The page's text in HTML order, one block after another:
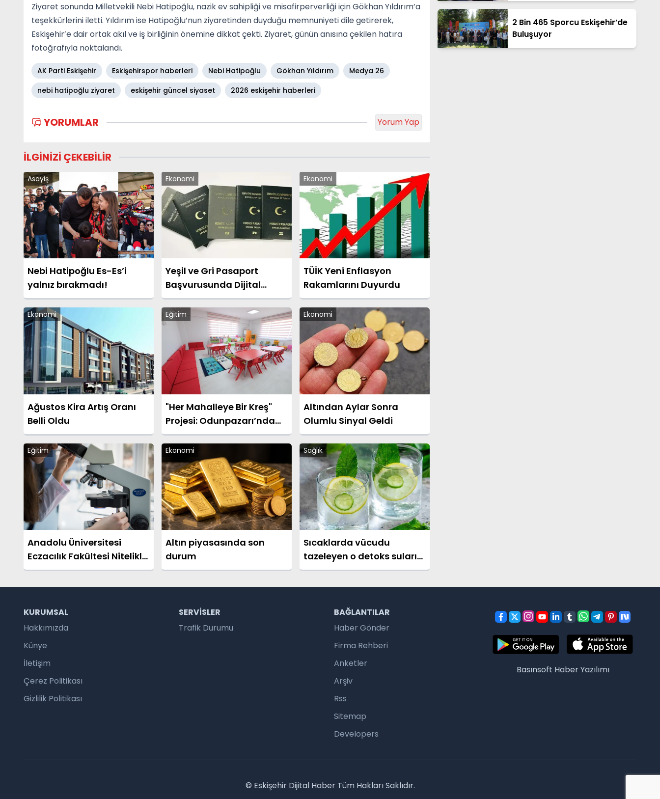
Ziyaret sonunda Milletvekili Nebi Hatipoğlu, nazik ev sahipliği ve misafirperverliği için Gökhan Yıldırım’a
teşekkürlerini iletti. Yıldırım ise Hatipoğlu’nun ziyaretinden duyduğu memnuniyeti dile getirerek,
Eskişehir’e dair ortak akıl ve iş birliğinin önemine dikkat çekti. Ziyaret, günün anısına çekilen hatıra
fotoğrafıyla noktalandı.
AK Parti Eskişehir Eskişehirspor haberleri Nebi Hatipoğlu Gökhan Yıldırım
Medya 26
nebi hatipoğlu ziyaret
eskişehir güncel siyaset 2026 eskişehir haberleri
YORUMLAR Yorum Yap
İLGİNİZİ ÇEKEBİLİR
Asayiş
Nebi Hatipoğlu Es-Es’i
yalnız bırakmadı!
Ekonomi
Yeşil ve Gri Pasaport
Başvurusunda Dijital
Dönüşüm Başlatıldı
Ekonomi
TÜİK Yeni Enflasyon
Rakamlarını Duyurdu
Ekonomi
Ağustos Kira Artış Oranı
Belli Oldu
Eğitim
"Her Mahalleye Bir Kreş"
Projesi: Odunpazarı’nda
Kreş Kayıtları Başladı
Ekonomi
Altından Aylar Sonra
Olumlu Sinyal Geldi
Eğitim
Anadolu Üniversitesi
Eczacılık Fakültesi Nitelikli
Eğitimini Sürdürüyor
Ekonomi
Altın piyasasında son
durum
Sağlık
Sıcaklarda vücudu
tazeleyen o detoks suları
nasıl yapılır?
2 Bin 465 Sporcu Eskişehir’de
Buluşuyor
KURUMSAL
Hakkımızda
Künye
İletişim
Çerez Politikası
Gizlilik Politikası
SERVISLER
Trafik Durumu
BAĞLANTILAR
Haber Gönder
Firma Rehberi
Anketler
Arşiv
Rss
Sitemap
Developers
Basınsoft Haber Yazılımı
© Eskişehir Dijital Haber Tüm Hakları Saklıdır.